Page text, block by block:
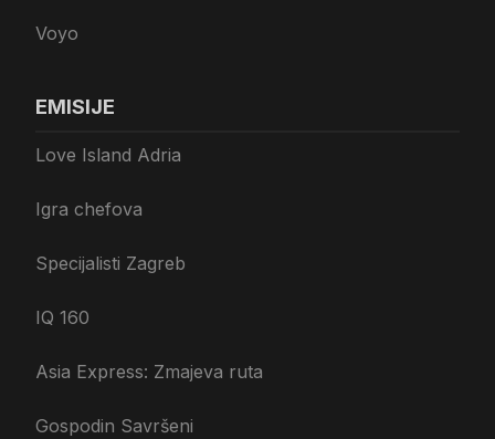
Voyo
EMISIJE
Love Island Adria
Igra chefova
Specijalisti Zagreb
IQ 160
Asia Express: Zmajeva ruta
Gospodin Savršeni